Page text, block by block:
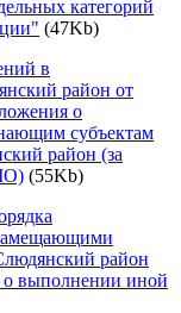
категорий
(47Kb)
в
район от
о
субъектам
район (за
(55Kb)
район
о выполнении иной